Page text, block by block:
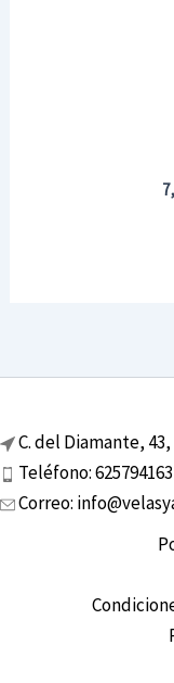
C. del Diamante,
Teléfono: 625794163
Correo: